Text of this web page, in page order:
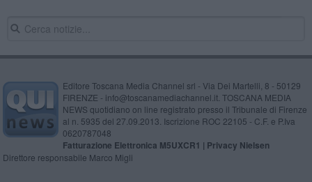
Editore Toscana Media Channel srl - Via Dei Martelli, 8 - 50129
FIRENZE - info@toscanamediachannel.it. TOSCANA MEDIA
NEWS quotidiano on line registrato presso il Tribunale di Firenze
al n. 5935 del 27.09.2013. Iscrizione ROC 22105 - C.F. e P.Iva
0620787048
Fatturazione Elettronica M5UXCR1 | Privacy Nielsen
Direttore responsabile Marco Migli